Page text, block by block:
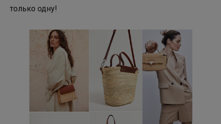
только одну!